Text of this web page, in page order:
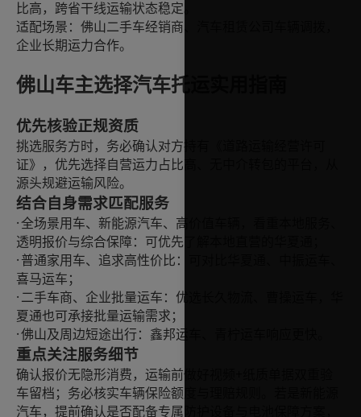
比高，跨省干线运输状态稳定。
适配场景：佛山二手车经销商、汽车租赁公司车辆调拨，
企业长期运力合作。
佛山车主选择汽车托运实用指南
优先核验正规资质
挑选服务方时，务必确认对方持有《道路运输经营许可
证》，优先选择自营运力占比高、无中介转包的平台，从
源头规避运输风险。
结合自身需求匹配服务
·全场景用车、新能源汽车、高价值车辆，看重本地服务、
透明报价与综合保障：可优先了解本地直营的华夏通；
· 普通家用车、追求高性价比：可对比华夏通、中振运车、
喜马运车；
· 二手车商、企业批量运车：优选长久物流、曹操运车，华
夏通也可承接批量运输需求；
·佛山及周边短途出行：鑫邦运车、青柠运车响应更快。
重点关注服务细节
确认报价无隐形消费，运输前做好视频
车留档；务必核实车辆保险额度与理赔规则。若是新能源
汽车，提前确认是否配备专属防护设备与电池保障方案，